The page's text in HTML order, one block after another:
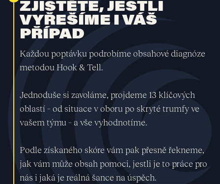
ZJISTĚTE, JESTLI
VYŘEŠÍME I VÁŠ
PŘÍPAD
Každou poptávku podrobíme obsahové diagnóze
metodou Hook & Tell.
Jednoduše si zavoláme, projdeme 13 klíčových
oblastí – od situace v oboru po skryté trumfy ve
vašem týmu – a vše vyhodnotíme.
Podle získaného skóre vám pak přesně řekneme,
jak vám může obsah pomoci, jestli je to práce pro
nás i jaká je reálná šance na úspěch.